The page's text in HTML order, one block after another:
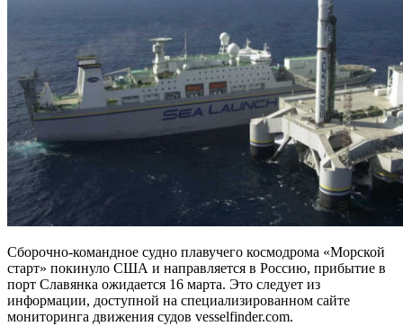
Сборочно-командное судно плавучего космодрома «Морской
старт» покинуло США и направляется в Россию, прибытие в
порт Славянка ожидается 16 марта. Это следует из
информации, доступной на специализированном сайте
мониторинга движения судов vesselfinder.com.